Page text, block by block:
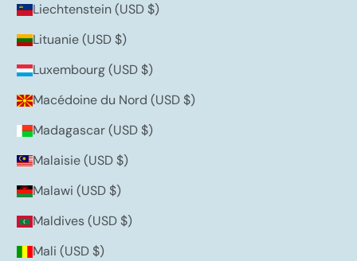
Liechtenstein (USD $)
Lituanie (USD $)
Luxembourg (USD $)
Macédoine du Nord (USD $)
Madagascar (USD $)
Malaisie (USD $)
Malawi (USD $)
Maldives (USD $)
Mali (USD $)